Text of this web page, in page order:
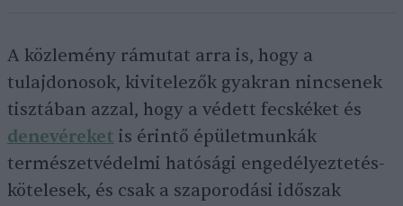
A közlemény rámutat arra is, hogy a
tulajdonosok, kivitelezők gyakran nincsenek
tisztában azzal, hogy a védett fecskéket és
denevéreket is érintő épületmunkák
természetvédelmi hatósági engedélyeztetés-
kötelesek, és csak a szaporodási időszak